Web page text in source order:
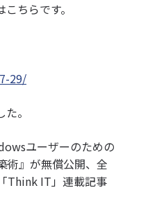
ちらです。
29/
。
ユーザーのための
術』が無償公開、全
Think IT」連載記事